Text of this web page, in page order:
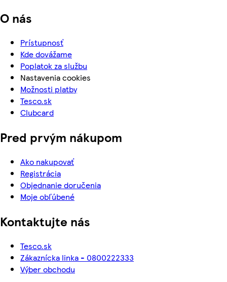
O nás
Prístupnosť
Kde dovážame
Poplatok za službu
Nastavenia cookies
Možnosti platby
Tesco.sk
Clubcard
Pred prvým nákupom
Ako nakupovať
Registrácia
Objednanie doručenia
Moje obľúbené
Kontaktujte nás
Tesco.sk
Zákaznícka linka - 0800222333
Výber obchodu